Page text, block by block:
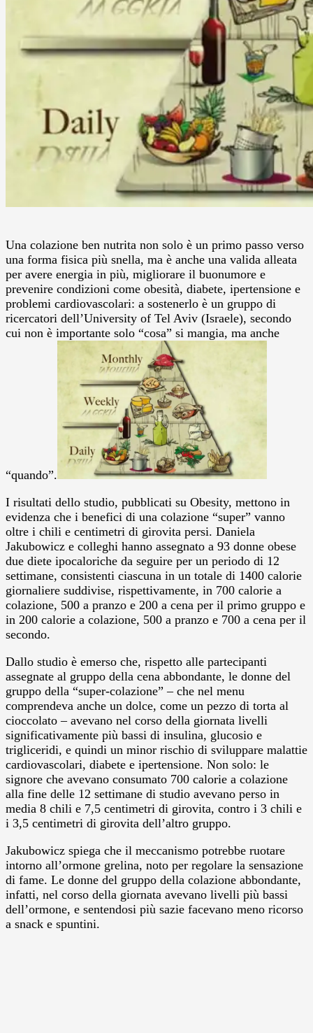
Una colazione ben nutrita non solo è un primo passo verso
una forma fisica più snella, ma è anche una valida alleata
per avere energia in più, migliorare il buonumore e
prevenire condizioni come obesità, diabete, ipertensione e
problemi cardiovascolari: a sostenerlo è un gruppo di
ricercatori dell’University of Tel Aviv (Israele), secondo
cui non è importante solo “cosa” si mangia, ma anche
“quando”.
I risultati dello studio, pubblicati su Obesity, mettono in
evidenza che i benefici di una colazione “super” vanno
oltre i chili e centimetri di girovita persi. Daniela
Jakubowicz e colleghi hanno assegnato a 93 donne obese
due diete ipocaloriche da seguire per un periodo di 12
settimane, consistenti ciascuna in un totale di 1400 calorie
giornaliere suddivise, rispettivamente, in 700 calorie a
colazione, 500 a pranzo e 200 a cena per il primo gruppo e
in 200 calorie a colazione, 500 a pranzo e 700 a cena per il
secondo.
Dallo studio è emerso che, rispetto alle partecipanti
assegnate al gruppo della cena abbondante, le donne del
gruppo della “super-colazione” – che nel menu
comprendeva anche un dolce, come un pezzo di torta al
cioccolato – avevano nel corso della giornata livelli
significativamente più bassi di insulina, glucosio e
trigliceridi, e quindi un minor rischio di sviluppare malattie
cardiovascolari, diabete e ipertensione. Non solo: le
signore che avevano consumato 700 calorie a colazione
alla fine delle 12 settimane di studio avevano perso in
media 8 chili e 7,5 centimetri di girovita, contro i 3 chili e
i 3,5 centimetri di girovita dell’altro gruppo.
Jakubowicz spiega che il meccanismo potrebbe ruotare
intorno all’ormone grelina, noto per regolare la sensazione
di fame. Le donne del gruppo della colazione abbondante,
infatti, nel corso della giornata avevano livelli più bassi
dell’ormone, e sentendosi più sazie facevano meno ricorso
a snack e spuntini.